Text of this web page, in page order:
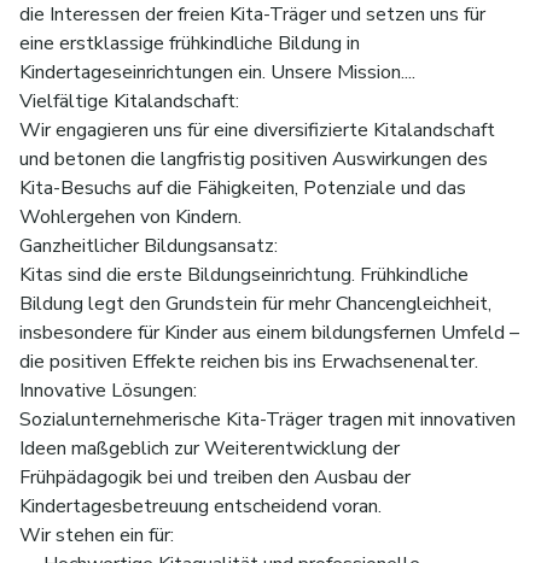
die Interessen der freien Kita-Träger und setzen uns für
eine erstklassige frühkindliche Bildung in
Kindertageseinrichtungen ein. Unsere Mission....
Vielfältige Kitalandschaft:
Wir engagieren uns für eine diversifizierte Kitalandschaft
und betonen die langfristig positiven Auswirkungen des
Kita-Besuchs auf die Fähigkeiten, Potenziale und das
Wohlergehen von Kindern.
Ganzheitlicher Bildungsansatz:
Kitas sind die erste Bildungseinrichtung. Frühkindliche
Bildung legt den Grundstein für mehr Chancengleichheit,
insbesondere für Kinder aus einem bildungsfernen Umfeld –
die positiven Effekte reichen bis ins Erwachsenenalter.
Innovative Lösungen:
Sozialunternehmerische Kita-Träger tragen mit innovativen
Ideen maßgeblich zur Weiterentwicklung der
Frühpädagogik bei und treiben den Ausbau der
Kindertagesbetreuung entscheidend voran.
Wir stehen ein für: